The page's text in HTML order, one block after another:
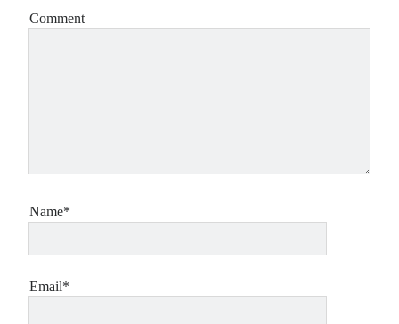
Comment
Name*
Email*